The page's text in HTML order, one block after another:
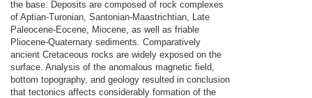
the base. Deposits are composed of rock complexes
of Aptian-Turonian, Santonian-Maastrichtiаn, Late
Paleocene-Eocene, Miocene, as well as friable
Pliocene-Quaternary sediments. Comparatively
ancient Cretaceous rocks are widely exposed on the
surface. Analysis of the anomalous magnetic field,
bottom topography, and geology resulted in conclusion
that tectonics affects considerably formation of the